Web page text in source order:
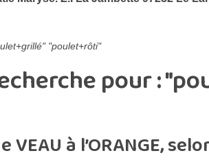
"poulet+rôti"
pour :
VEAU à l’ORANGE,